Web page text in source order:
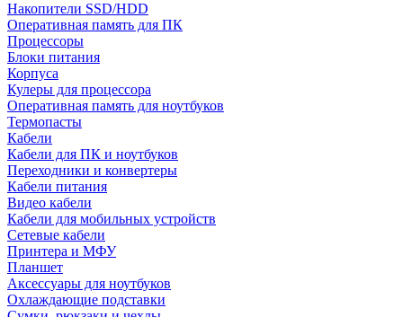
Накопители SSD/HDD
Оперативная память для ПК
Процессоры
Блоки питания
Корпуса
Кулеры для процессора
Оперативная память для ноутбуков
Термопасты
Кабели
Кабели для ПК и ноутбуков
Переходники и конвертеры
Кабели питания
Видео кабели
Кабели для мобильных устройств
Сетевые кабели
Принтера и МФУ
Планшет
Аксессуары для ноутбуков
Охлаждающие подставки